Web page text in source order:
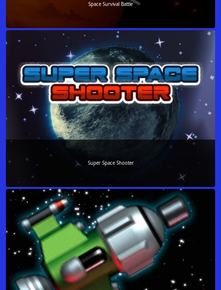
Space Survival Battle
Super Space Shooter